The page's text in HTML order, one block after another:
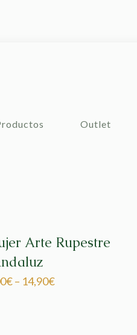
Outlet
Arte Rupestre
€– 14,90€